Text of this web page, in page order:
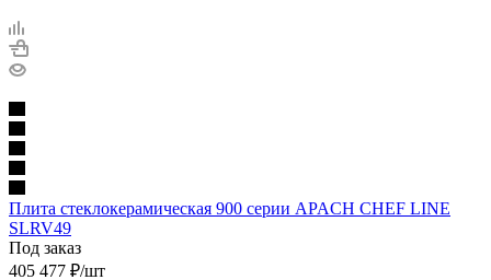
Плита стеклокерамическая 900 серии APACH CHEF LINE
SLRV49
Под заказ
405 477 ₽/шт